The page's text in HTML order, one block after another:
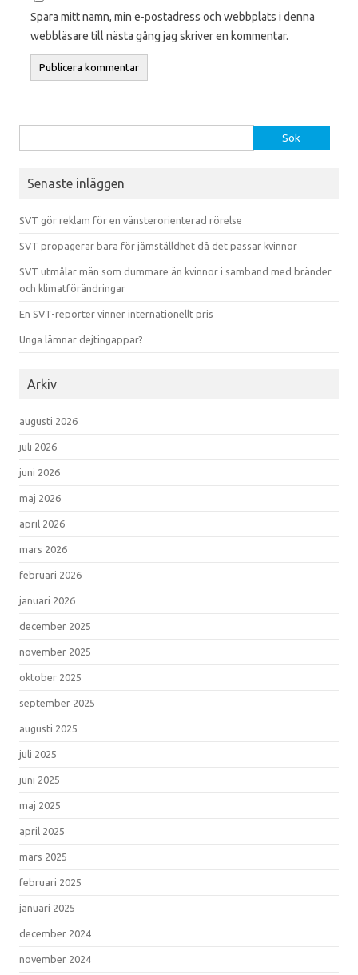
Spara mitt namn, min e-postadress och webbplats i denna
webbläsare till nästa gång jag skriver en kommentar.
Senaste inläggen
SVT gör reklam för en vänsterorienterad rörelse
SVT propagerar bara för jämställdhet då det passar kvinnor
SVT utmålar män som dummare än kvinnor i samband med bränder
och klimatförändringar
En SVT-reporter vinner internationellt pris
Unga lämnar dejtingappar?
Arkiv
augusti 2026
juli 2026
juni 2026
maj 2026
april 2026
mars 2026
februari 2026
januari 2026
december 2025
november 2025
oktober 2025
september 2025
augusti 2025
juli 2025
juni 2025
maj 2025
april 2025
mars 2025
februari 2025
januari 2025
december 2024
november 2024